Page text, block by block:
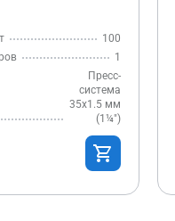
100
1
Пресс-
система
35х1.5 мм
(1¼″)